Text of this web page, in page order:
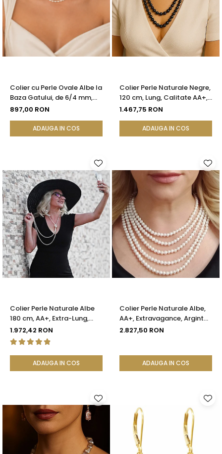
Colier cu Perle Ovale Albe la
Baza Gatului, de 6/4 mm,
Calitate AAA, Aur 14K |
897,00 RON
ADAUGA IN COS
Colier Perle Naturale Negre,
120 cm, Lung, Calitate AA+,
Argint 925 | KASKADDA®
1.467,75 RON
ADAUGA IN COS
Colier Perle Naturale Albe
180 cm, AA+, Extra-Lung,
Argint 925 | KASKADDA®
1.972,42 RON
ADAUGA IN COS
Colier Perle Naturale Albe,
AA+, Extravagance, Argint
925 | KASKADDA®
2.827,50 RON
ADAUGA IN COS